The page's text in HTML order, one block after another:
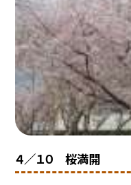
４／１０ 桜満開